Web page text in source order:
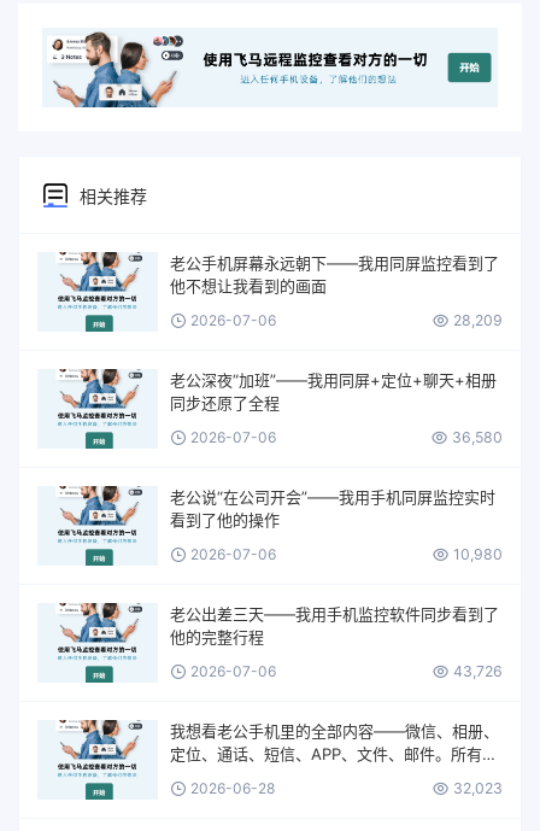
相关推荐
老公手机屏幕永远朝下——我用同屏监控看到了
他不想让我看到的画面
2026-07-06 28,209
老公深夜“加班”——我用同屏+定位+聊天+相册
同步还原了全程
2026-07-06 36,580
老公说“在公司开会”——我用手机同屏监控实时
看到了他的操作
2026-07-06 10,980
老公出差三天——我用手机监控软件同步看到了
他的完整行程
2026-07-06 43,726
我想看老公手机里的全部内容——微信、相册、
定位、通话、短信、APP、文件、邮件。所有的
2026-06-28 32,023